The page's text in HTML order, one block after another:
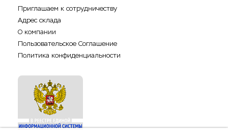
Приглашаем к сотрудничеству
Адрес склада
О компании
Пользовательское Соглашение
Политика конфиденциальности